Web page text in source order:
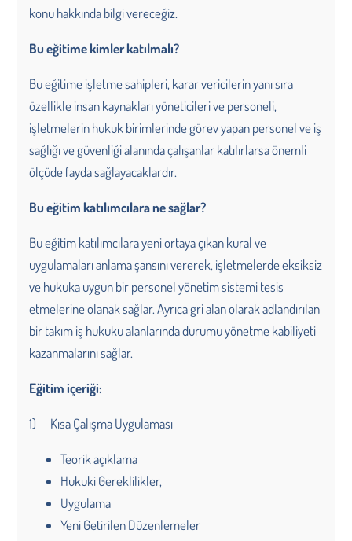
konu hakkında bilgi vereceğiz.
Bu eğitime kimler katılmalı?
Bu eğitime işletme sahipleri, karar vericilerin yanı sıra
özellikle insan kaynakları yöneticileri ve personeli,
işletmelerin hukuk birimlerinde görev yapan personel ve iş
sağlığı ve güvenliği alanında çalışanlar katılırlarsa önemli
ölçüde fayda sağlayacaklardır.
Bu eğitim katılımcılara ne sağlar?
Bu eğitim katılımcılara yeni ortaya çıkan kural ve
uygulamaları anlama şansını vererek, işletmelerde eksiksiz
ve hukuka uygun bir personel yönetim sistemi tesis
etmelerine olanak sağlar. Ayrıca gri alan olarak adlandırılan
bir takım iş hukuku alanlarında durumu yönetme kabiliyeti
kazanmalarını sağlar.
Eğitim içeriği:
1) Kısa Çalışma Uygulaması
Teorik açıklama
Hukuki Gereklilikler,
Uygulama
Yeni Getirilen Düzenlemeler